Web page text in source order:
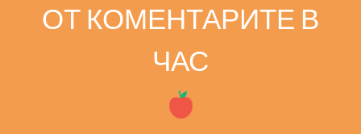
ОТ КОМЕНТАРИТЕ В
ЧАС